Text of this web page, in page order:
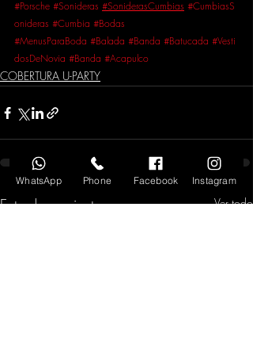
#Porsche #Sonideras #SoniderasCumbias #CumbiasS
onideras #Cumbia #Bodas
#MenusParaBoda #Balada #Banda #Batucada #Vesti
dosDeNovia #Banda #Acapulco
COBERTURA U-PARTY
Entradas recientes Ver todo
WhatsApp Phone Facebook Instagram